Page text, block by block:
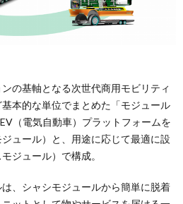
の基軸となる次世代商用モビリティ
本的な単位でまとめた「モジュール
（電気自動車）プラットフォームを
ュール）と、用途に応じて最適に設
ジュール）で構成。
、シャシモジュールから簡単に脱着